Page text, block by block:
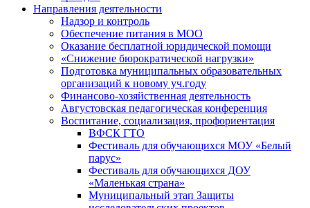
Направления деятельности
Надзор и контроль
Обеспечение питания в МОО
Оказание бесплатной юридической помощи
«Снижение бюрократической нагрузки»
Подготовка муниципальных образовательных
организаций к новому уч.году
Финансово-хозяйственная деятельность
Августовская педагогическая конференция
Воспитание, социализация, профориентация
ВФСК ГТО
Фестиваль для обучающихся МОУ «Белый
парус»
Фестиваль для обучающихся ДОУ
«Маленькая страна»
Муниципальный этап Защиты